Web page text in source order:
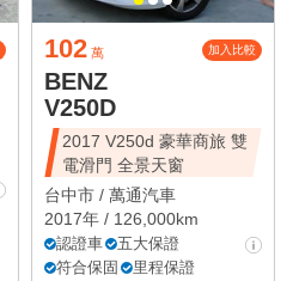
102 萬 加入比較
BENZ
V250D
2017 V250d 豪華商旅 雙
電滑門 全景天窗
台中市 / 萬通汽車
2017年 / 126,000km
認證車
五大保證
符合保固
里程保證